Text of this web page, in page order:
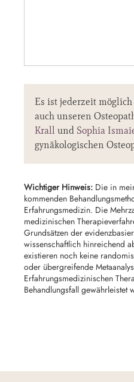
Es ist jederzeit möglich
auch unseren
Krall und Sophia
gynäkologischen
Wichtiger Hinweis: Die in
kommenden
Erfahrungsmedizin. Die
medizinischen
Grundsätzen der
wissenschaftlich hinreichend
existieren noch keine
oder übergreifende
Erfahrungsmedizinischen
Behandlungsfall gewährleistet